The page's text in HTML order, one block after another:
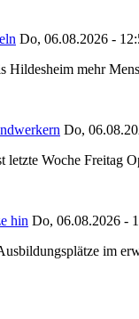
Do, 06.08.2026 -
Hildesheim mehr
Do,
letzte Woche
hin Do, 06.08.2026 -
im